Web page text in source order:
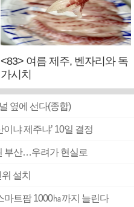
<83> 여름 제주, 벤자리와 독
가시치
옆에 선다(종합)
냐 제주냐’ 10일 결정
부산…우려가 현실로
설치
마트팜 1000㏊까지 늘린다